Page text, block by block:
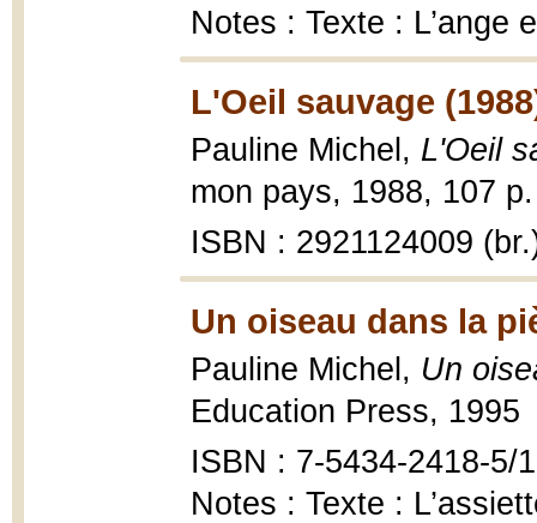
Notes : Texte : L’ange
L'Oeil sauvage
Pauline Michel, L'Oeil
mon pays, 1988, 107
ISBN : 2921124009
Un oiseau dans la
Pauline Michel, Un
Education Press, 1995
ISBN : 7-5434-2418-5/1
Notes : Texte :